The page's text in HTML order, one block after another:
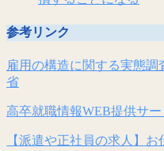
参考リンク
雇用の構造に関する実態
省
高卒就職情報WEB提供サー
【派遣や正社員の求人】